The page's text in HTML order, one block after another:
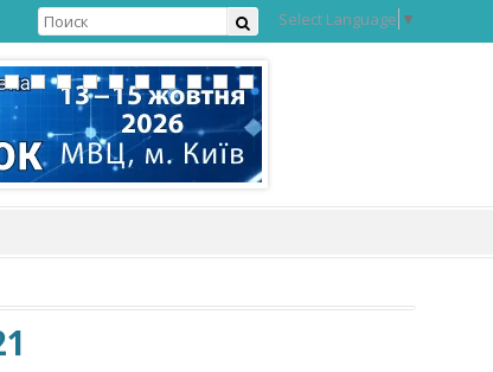
Select Language ▼